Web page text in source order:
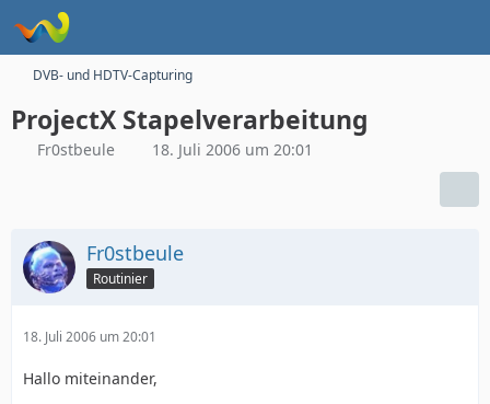
DVB- und HDTV-Capturing
ProjectX Stapelverarbeitung
Fr0stbeule 18. Juli 2006 um 20:01
Fr0stbeule
Routinier
18. Juli 2006 um 20:01
Hallo miteinander,